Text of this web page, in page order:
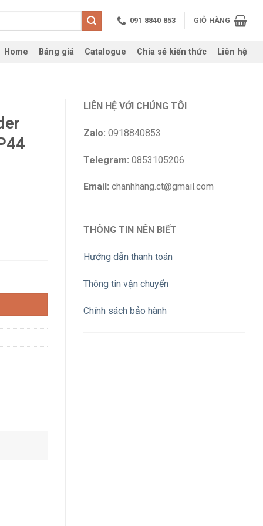
091 8840 853 GIỎ HÀNG
Home Bảng giá Catalogue Chia sẻ kiến thức Liên hệ
LIÊN HỆ VỚI CHÚNG TÔI
Zalo: 0918840853
Telegram: 0853105206
Email: chanhhang.ct@gmail.com
THÔNG TIN NÊN BIẾT
Hướng dẫn thanh toán
Thông tin vận chuyển
Chính sách bảo hành